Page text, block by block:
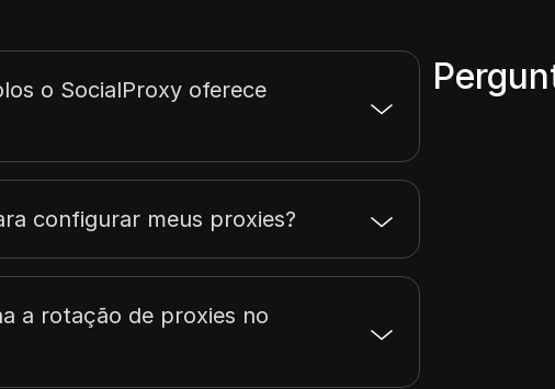
o SocialProxy oferece
configurar meus proxies?
a rotação de proxies no